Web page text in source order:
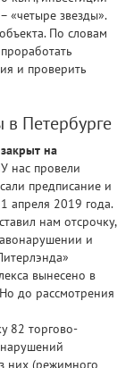
«четыре звезды».
По словам
и проверить
Петербурге
на
нас провели
предписание и
апреля 2019 года.
нам отсрочку,
и
вынесено в
до рассмотрения
82 торгово-
них (режимного